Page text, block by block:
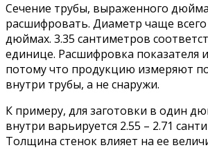
Сечение трубы, выраженного
расшифровать. Диаметр чаще всего
дюймах. 3.35 сантиметров
единице. Расшифровка показателя
потому что продукцию измеряют
внутри трубы, а не снаружи.
К примеру, для заготовки в один
внутри варьируется 2.55 – 2.71
Толщина стенок влияет на ее